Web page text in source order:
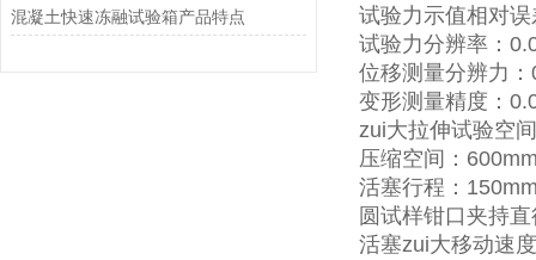
混凝土快速冻融试验箱产品特点
试验力示值相对
试验力分辨率：
位移测量分辨力
变形测量精度：
zui大拉伸试验空
压缩空间：
活塞行程：
圆试样钳口夹持
活塞zui大移动速